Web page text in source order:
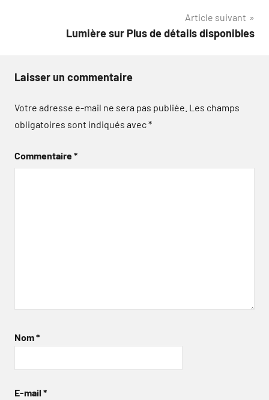
Article suivant
Lumière sur Plus de détails disponibles
Laisser un commentaire
Votre adresse e-mail ne sera pas publiée. Les champs
obligatoires sont indiqués avec*
Commentaire*
Nom*
E-mail *